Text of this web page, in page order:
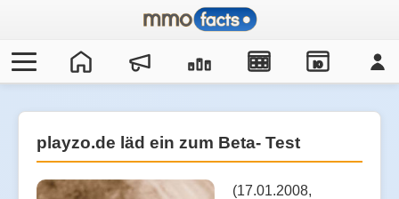
IO
playzo.de läd ein zum Beta- Test
(17.01.2008,